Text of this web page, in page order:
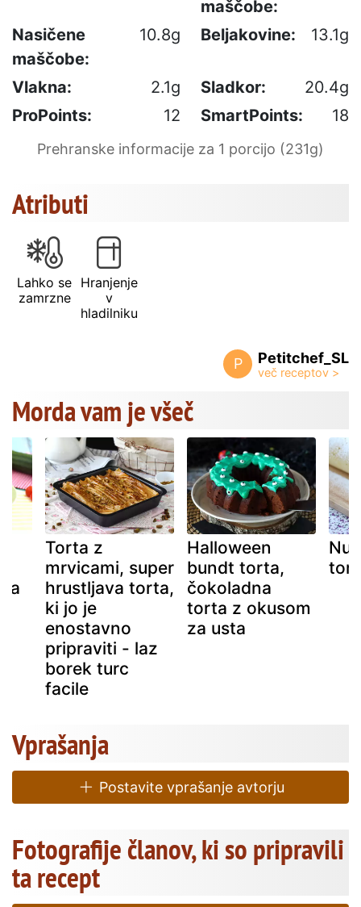
maščobe:
Nasičene
maščobe:
10.8g Beljakovine: 13.1g
Vlakna: 2.1g Sladkor:
20.4g
ProPoints:
12 SmartPoints: 18
Prehranske informacije za 1 porcijo (231g)
Atributi
Lahko se
zamrzne
Hranjenje
v
hladilniku
P Petitchef_SL
Morda vam je všeč
Torta z
mrvicami, super
hrustljava torta,
ki jo je
enostavno
pripraviti - laz
borek turc
facile
Halloween
bundt torta,
čokoladna
torta z okusom
za usta
Vprašanja
Postavite vprašanje avtorju
Fotografije članov, ki so pripravili
ta recept